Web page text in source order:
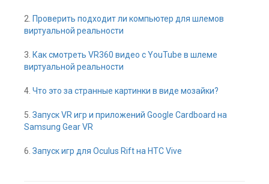
2. Проверить подходит ли компьютер для шлемов
виртуальной реальности
3. Как смотреть VR360 видео с YouTube в шлеме
виртуальной реальности
4. Что это за странные картинки в виде мозайки?
5. Запуск VR игр и приложений Google Cardboard на
Samsung Gear VR
6. Запуск игр для Oculus Rift на HTC Vive